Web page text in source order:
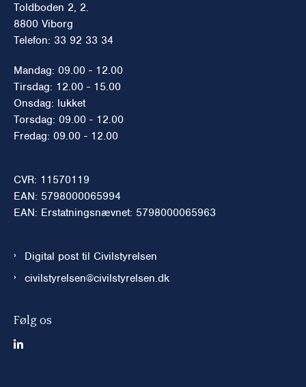
Toldboden 2, 2.
8800 Viborg
Telefon: 33 92 33 34
Mandag: 09.00 - 12.00
Tirsdag: 12.00 - 15.00
Onsdag: lukket
Torsdag: 09.00 - 12.00
Fredag: 09.00 - 12.00
CVR: 11570119
EAN: 5798000065994
EAN: Erstatningsnævnet: 5798000065963
Digital post til Civilstyrelsen
civilstyrelsen@civilstyrelsen.dk
Følg os